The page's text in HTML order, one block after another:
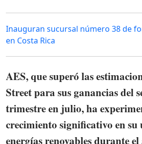
Inauguran sucursal número 38 de
en Costa Rica
AES, que superó las
Street para sus ganancias del
trimestre en julio, ha
crecimiento significativo en su
energías renovables durante